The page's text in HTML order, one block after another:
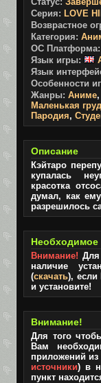
Серия: LOVE
Возврастное
Категория:
ОС Платформа:
Язык игры:
Язык
Особенности
Жанры: Аниме,
Маленькая
Пародия,
Описание
Кэйтаро
купалась
красотка
думал, как
разрешилось
Необходимое
Внимание!
наличие
(скачать), если
и установите!
Внимание!
Для того
Вам
приложений из
источники) в
пункт